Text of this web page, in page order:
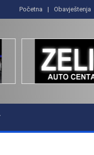
Početna Obavještenja